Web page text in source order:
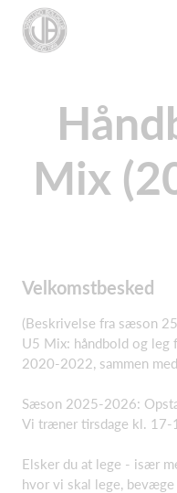
Mix
Velkomstbesked
(Beskrivelse fra sæson
U5 Mix: håndbold og leg
2020-2022, sammen
Sæson 2025-2026:
Vi træner tirsdage kl. 17-
Elsker du at lege - især
hvor vi skal lege,